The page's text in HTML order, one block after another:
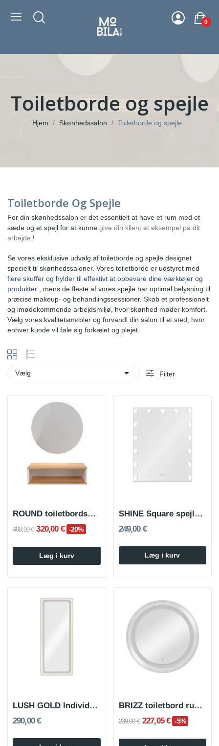
0
Toiletborde og spejle
Hjem Skønhedssalon Toiletborde og spejle
Toiletborde Og Spejle
For din skønhedssalon er det essentielt at have et rum med et
sæde og et spejl for at kunne give din klient et eksempel på dit
arbejde !
Se vores eksklusive udvalg af toiletborde og spejle designet
specielt til skønhedssaloner. Vores toiletborde er udstyret med
flere skuffer og hylder til effektivt at opbevare dine værktøjer og
produkter , mens de fleste af vores spejle har optimal belysning til
præcise makeup- og behandlingssessioner. Skab et professionelt
og imødekommende arbejdsmiljø, hvor skønhed møder komfort.
Vælg vores kvalitetsmøbler og forvandl din salon til et sted, hvor
enhver kunde vil føle sig forkælet og plejet.
Vælg  Filter
ROUND toiletbordspejl med hylde
400,00 € 320,00 € -20%
Læg i kurv
SHINE Square spejlstyling-enhed med enkelt lys
249,00 €
Læg i kurv
LUSH GOLD Individuelt oplyst rektangulært spejl...
290,00 €
BRIZZ toiletbord rundt spejl sølv
239,00 € 227,05 € -5%